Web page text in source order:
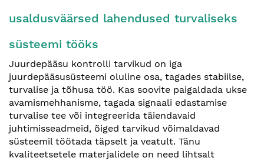
usaldusväärsed lahendused turvaliseks
süsteemi tööks
Juurdepääsu kontrolli tarvikud on iga
juurdepääsusüsteemi oluline osa, tagades stabiilse,
turvalise ja tõhusa töö. Kas soovite paigaldada ukse
avamismehhanisme, tagada signaali edastamise
turvalise tee või integreerida täiendavaid
juhtimisseadmeid, õiged tarvikud võimaldavad
süsteemil töötada täpselt ja veatult. Tänu
kvaliteetsetele materjalidele on need lihtsalt